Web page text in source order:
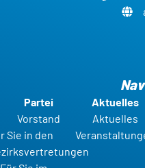
Partei
Vorstand
Sie in den
Aktuelles
Aktuelles